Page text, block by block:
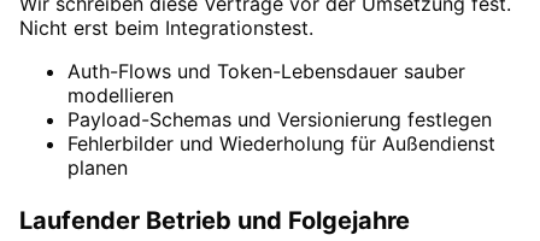
Nicht erst beim Integrationstest.
Auth-Flows und Token-Lebensdauer sauber
modellieren
Payload-Schemas und Versionierung festlegen
Fehlerbilder und Wiederholung für Außendienst
planen
Laufender Betrieb und Folgejahre